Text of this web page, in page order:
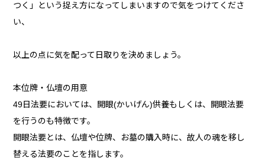
つく」という捉え方になってしまいますので気をつけてくださ
い、
以上の点に気を配って日取りを決めましょう。
本位牌・仏壇の用意
49日法要においては、開眼(かいげん)供養もしくは、開眼法要
を行うのも特徴です。
開眼法要とは、仏壇や位牌、お墓の購入時に、故人の魂を移し
替える法要のことを指します。